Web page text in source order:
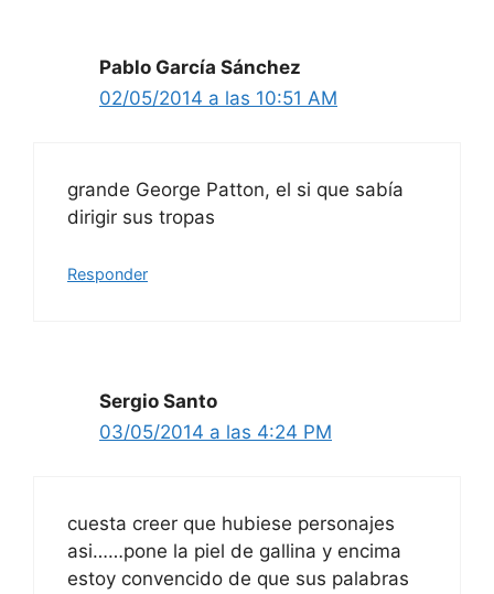
Pablo García Sánchez
02/05/2014 a las 10:51 AM
grande George Patton, el si que sabía
dirigir sus tropas
Responder
Sergio Santo
03/05/2014 a las 4:24 PM
cuesta creer que hubiese personajes
asi……pone la piel de gallina y encima
estoy convencido de que sus palabras